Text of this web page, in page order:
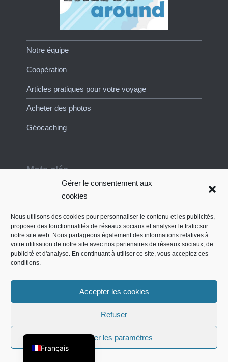
Gérer le consentement aux
cookies
Nous utilisons des cookies pour personnaliser le contenu et les publicités,
proposer des fonctionnalités de réseaux sociaux et analyser le trafic sur
notre site web. Nous partageons également des informations relatives à
votre utilisation de notre site avec nos partenaires de réseaux sociaux, de
publicité et d'analyse. En continuant à utiliser ce site, vous acceptez ces
conditions.
Accepter les cookies
Refuser
Afficher les paramètres
Notre équipe
Coopération
Articles pratiques pour votre voyage
Acheter des photos
Géocaching
Mots clés
A320-200 Aegean Airlines
Boeing Allemagne FRA
Cinq étoiles Géocaching Grèce Hilton
Été indien Été indien (2013) EST Californie Canada
Malaisie et Thaïlande (2023)
Nature New York New York New York (2011) Suisse
Achats PÉCHÉ
Singapour et Malaisie (2015)
Singapour (2025) Alliance stellaire
Français